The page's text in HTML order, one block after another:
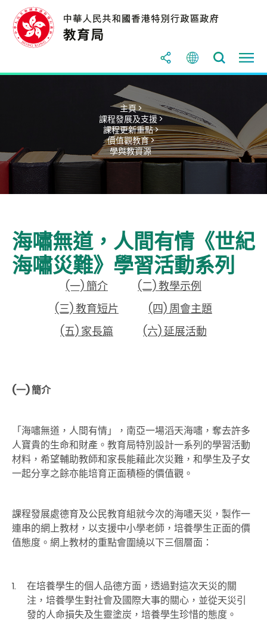
主頁 >
課程發展及支援 >
課程更新重點 >
價值觀教育 >
學與教資源
海嘯無道，人間有情《世紀
海嘯災難》學習活動系列
(一) 簡介
(二) 教學示例
(三) 教育短片
(四) 周會主題
(五) 家長篇
(六) 延展活動
(一)簡介
「海嘯無道，人間有情」，南亞一場滔天海嘯，奪去許多
人寶貴的生命和財產。教育局特別設計一系列的學習活動
材料，希望輔助教師和家長能藉此次災難，和學生及子女
一起分享之餘亦能培育正面積極的價值觀。
課程發展處德育及公民教育組就今次的海嘯天災，製作一
連串的網上教材，以支援中小學老師，培養學生正面的價
值態度。網上教材的重點會圍繞以下三個層面：
在培養學生的個人品德方面，透過對這次天災的關
注，培養學生對社會及國際大事的關心，並從天災引
發的人命損失及生靈塗炭，培養學生珍惜的態度。